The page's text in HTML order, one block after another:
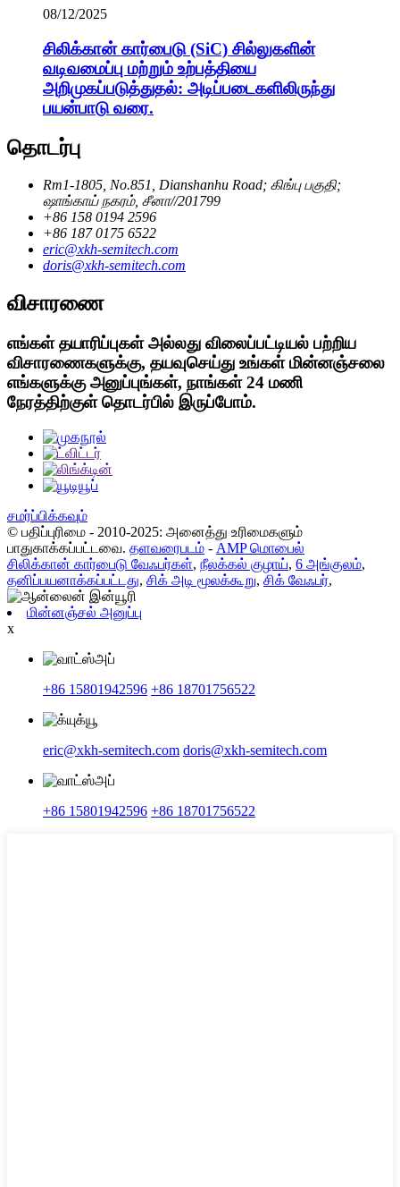
08/12/2025
சிலிக்கான் கார்பைடு (SiC) சில்லுகளின்
வடிவமைப்பு மற்றும் உற்பத்தியை
அறிமுகப்படுத்துதல்: அடிப்படைகளிலிருந்து
பயன்பாடு வரை.
தொடர்பு
Rm1-1805, No.851, Dianshanhu Road; கிங்பு பகுதி;
ஷாங்காய் நகரம், சீனா//201799
+86 158 0194 2596
+86 187 0175 6522
eric@xkh-semitech.com
doris@xkh-semitech.com
விசாரணை
எங்கள் தயாரிப்புகள் அல்லது விலைப்பட்டியல் பற்றிய
விசாரணைகளுக்கு, தயவுசெய்து உங்கள் மின்னஞ்சலை
எங்களுக்கு அனுப்புங்கள், நாங்கள் 24 மணி
நேரத்திற்குள் தொடர்பில் இருப்போம்.
சமர்ப்பிக்கவும்
© பதிப்புரிமை - 2010-2025: அனைத்து உரிமைகளும்
பாதுகாக்கப்பட்டவை. தளவரைபடம் - AMP மொபைல்
சிலிக்கான் கார்பைடு வேஃபர்கள், நீலக்கல் குழாய், 6 அங்குலம்,
தனிப்பயனாக்கப்பட்டது, சிக் அடி மூலக்கூறு, சிக் வேஃபர்,
மின்னஞ்சல் அனுப்பு
x
+86 15801942596 +86 18701756522
eric@xkh-semitech.com doris@xkh-semitech.com
+86 15801942596 +86 18701756522